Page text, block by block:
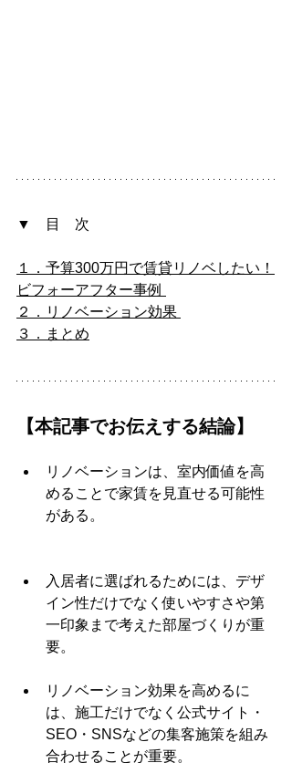
▼　目　次
１．予算300万円で賃貸リノベしたい！
ビフォーアフター事例
２．リノベーション効果
３．まとめ
【本記事でお伝えする結論】
リノベーションは、室内価値を高
めることで家賃を見直せる可能性
がある。
入居者に選ばれるためには、デザ
イン性だけでなく使いやすさや第
一印象まで考えた部屋づくりが重
要。
リノベーション効果を高めるに
は、施工だけでなく公式サイト・
SEO・SNSなどの集客施策を組み
合わせることが重要。